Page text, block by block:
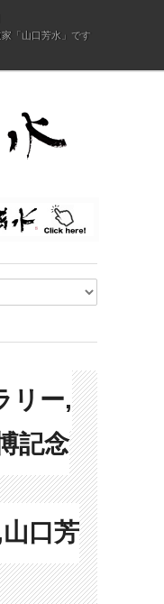
「山口芳水」です
リー,
記念
口芳